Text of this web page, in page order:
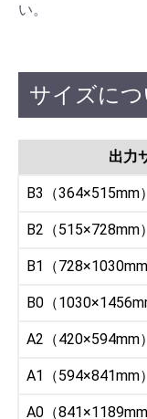
い。
サイズにつ
出力
B3（364×515mm）
B2（515×728mm）
B1（728×1030mm
B0（
A2（420×594mm）
A1（594×841mm）
A0（841×1189mm